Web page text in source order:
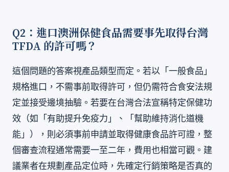
Q2：進口澳洲保健食品需要事先取得台灣
TFDA 的許可嗎？
這個問題的答案視產品類型而定。若以「一般食品」
規格進口，不需事前取得許可，但仍需符合食安法規
定並接受邊境抽驗。若要在台灣合法宣稱特定保健功
效（如「有助提升免疫力」、「幫助維持消化道機
能」），則必須事前申請並取得健康食品許可證，整
個審查流程通常需要一至二年，費用也相當可觀。建
議業者在規劃產品定位時，先確定行銷策略是否真的